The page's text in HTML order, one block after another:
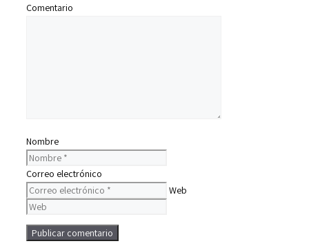
Comentario
Nombre
Correo electrónico
Web